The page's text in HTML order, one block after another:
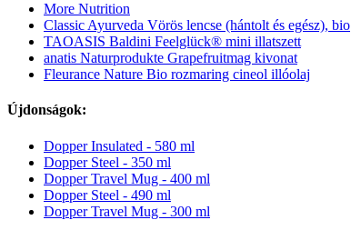
More Nutrition
Classic Ayurveda Vörös lencse (hántolt és egész), bio
TAOASIS Baldini Feelglück® mini illatszett
anatis Naturprodukte Grapefruitmag kivonat
Fleurance Nature Bio rozmaring cineol illóolaj
Újdonságok:
Dopper Insulated - 580 ml
Dopper Steel - 350 ml
Dopper Travel Mug - 400 ml
Dopper Steel - 490 ml
Dopper Travel Mug - 300 ml